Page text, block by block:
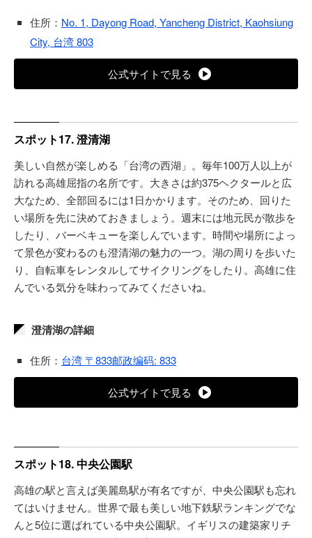
住所： No. 1, Dayong Road, Yancheng District, Kaohsiung
City, 台湾 803
公式サイトで見る
スポット17. 澄清湖
美しい自然が楽しめる「台湾の西湖」。毎年100万人以上が
訪れる高雄屈指の名所です。大きさは約375ヘクタールと広
大なため、全部回るには1日かかります。そのため、回りた
い場所を先に決めておきましょう。週末には地元民が散歩を
したり、バーベキューを楽しんでいます。時間や場所によっ
て景色が変わるのも澄清湖の魅力の一つ。湖の周りを歩いた
り、自転車をレンタルしてサイクリングをしたり。高雄に住
んでいる気分を味わってみてくださいね。
澄清湖の詳細
住所： 台湾 〒833邮政编码: 833
公式サイトで見る
スポット18. 中央公園駅
高雄の駅と言えば美麗島駅が有名ですが、中央公園駅も忘れ
てはいけません。世界で最も美しい地下鉄駅ランキングでな
んと5位に選ばれている中央公園駅。イギリスの建築家リチ